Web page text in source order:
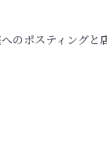
のポスティングと